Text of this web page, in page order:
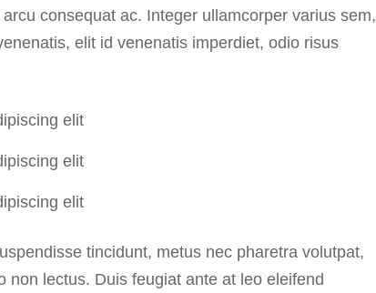
consequat ac. Integer ullamcorper varius sem,
elit id venenatis imperdiet, odio risus
elit
elit
elit
tincidunt, metus nec pharetra volutpat,
lectus. Duis feugiat ante at leo eleifend